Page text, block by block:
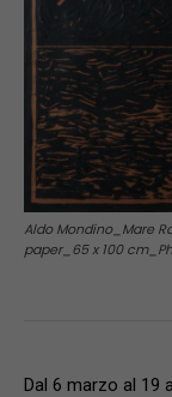
Aldo Mondino_Mare
paper_65 x 100
Dal 6 marzo al 19